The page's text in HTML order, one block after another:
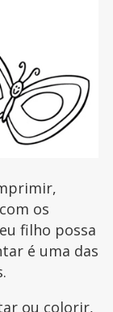
os
filho possa
é uma das
ou colorir,